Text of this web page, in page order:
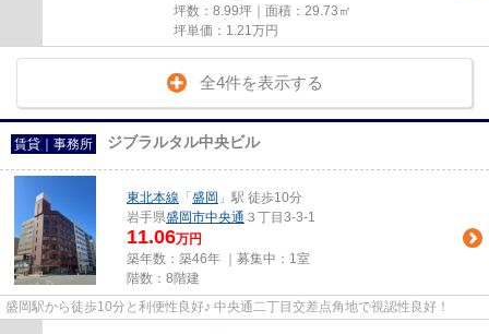
坪数：8.99坪｜面積：29.73㎡
坪単価： 1.21万円
全4件を表示する
賃貸｜事務所 ジブラルタル中央ビル
東北本線 「 盛岡 」駅 徒歩10分
岩手県盛岡市中央通 ３丁目3-3-1
11.06万円
築年数：築46年 ｜募集中： 1室
階数：8階建
盛岡駅から徒歩10分と利便性良好♪ 中央通二丁目交差点角地で視認性良好！